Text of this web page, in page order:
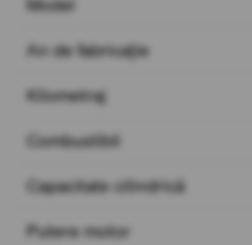
Model
An de fabricație
Kilometraj
Combustibil
Capacitate cilindrică
Putere motor